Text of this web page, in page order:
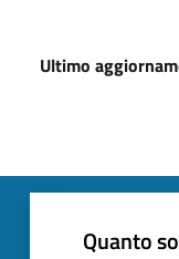
Ultimo
Quanto